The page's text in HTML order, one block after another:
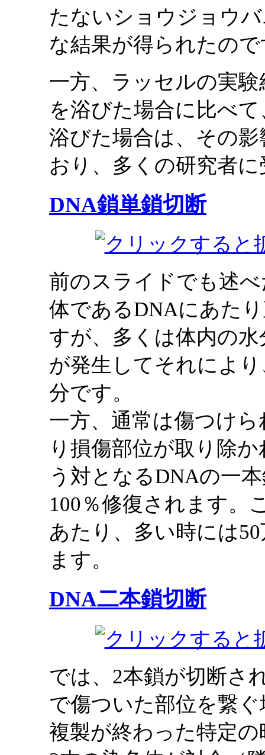
たないショウジョウ
な結果が得られたの
一方、ラッセルの実
を浴びた場合に比べ
浴びた場合は、その
おり、多くの研究者
DNA鎖単鎖切断
前のスライドでも述
体であるDNAにあた
すが、多くは体内の
が発生してそれによ
分です。
一方、通常は傷つけ
り損傷部位が取り除
う対となるDNAの一
100％修復されます。
あたり、多い時には
ます。
DNA二本鎖切断
では、2本鎖が切断さ
で傷ついた部位を繋
複製が終わった特定